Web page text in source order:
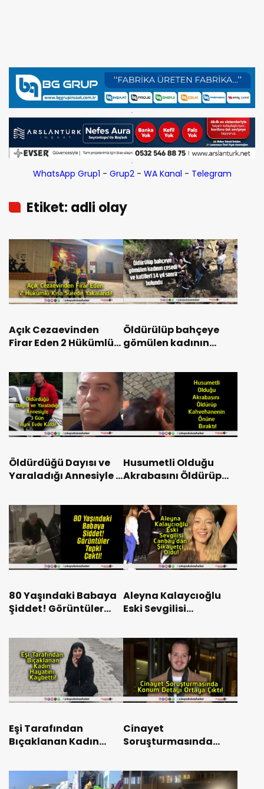
WhatsApp Grup1 - Grup2- WA Kanal - Telegram
Etiket: adli olay
Açık Cezaevinden
Firar Eden 2 Hükümlü
Yakalandı!
Öldürülüp bahçeye
gömülen kadının
sonra bulundu
Öldürdüğü Dayısı ve
Yaraladığı Annesiyle 3
Husumetli Olduğu
Akrabasını Öldürüp
Bıraktı!
80 Yaşındaki Babaya
Şiddet! Görüntüler
Aleyna Kalaycıoğlu
Eski Sevgilisi
Oldu!
Eşi Tarafından
Bıçaklanan Kadın
Cinayet
Soruşturmasında
Çıktı!